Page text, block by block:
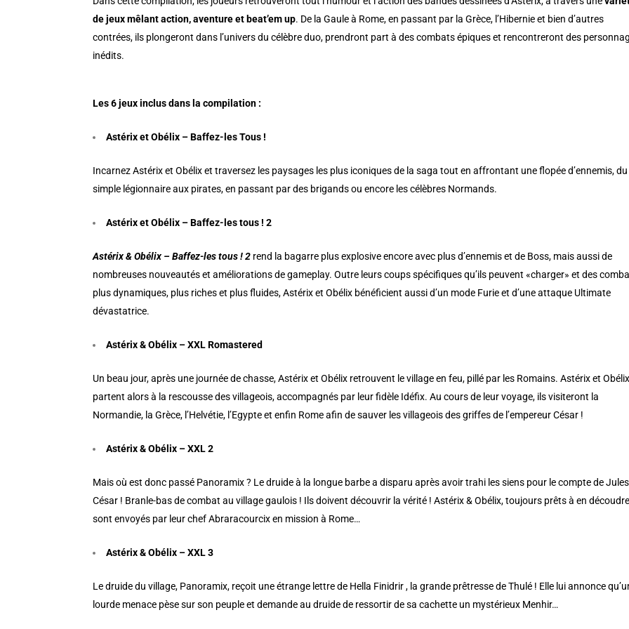
de jeux mêlant action, aventure et beat’em up. De la Gaule à Rome, en passant par la Grèce, l’Hibernie et bien d’autres
contrées, ils plongeront dans l’univers du célèbre duo, prendront part à des combats épiques et rencontreront des
inédits.
Les 6 jeux inclus dans la compilation :
Astérix et Obélix – Baffez-les Tous !
Incarnez Astérix et Obélix et traversez les paysages les plus iconiques de la saga tout en affrontant une flopée d’ennemis, du
simple légionnaire aux pirates, en passant par des brigands ou encore les célèbres Normands.
Astérix et Obélix – Baffez-les tous ! 2
Astérix & Obélix – Baffez-les tous ! 2 rend la bagarre plus explosive encore avec plus d’ennemis et de Boss, mais aussi de
nombreuses nouveautés et améliorations de gameplay. Outre leurs coups spécifiques qu’ils peuvent «charger» et des
plus dynamiques, plus riches et plus fluides, Astérix et Obélix bénéficient aussi d’un mode Furie et d’une attaque Ultimate
dévastatrice.
Astérix & Obélix – XXL Romastered
Un beau jour, après une journée de chasse, Astérix et Obélix retrouvent le village en feu, pillé par les Romains. Astérix et Obélix
partent alors à la rescousse des villageois, accompagnés par leur fidèle Idéfix. Au cours de leur voyage, ils visiteront la
Normandie, la Grèce, l’Helvétie, l’Egypte et enfin Rome afin de sauver les villageois des griffes de l’empereur César !
Astérix & Obélix – XXL 2
Mais où est donc passé Panoramix ? Le druide à la longue barbe a disparu après avoir trahi les siens pour le compte de Jules
César ! Branle-bas de combat au village gaulois ! Ils doivent découvrir la vérité ! Astérix & Obélix, toujours prêts à en
sont envoyés par leur chef Abraracourcix en mission à Rome…
Astérix & Obélix – XXL 3
Le druide du village, Panoramix, reçoit une étrange lettre de Hella Finidrir , la grande prêtresse de Thulé ! Elle lui annonce
lourde menace pèse sur son peuple et demande au druide de ressortir de sa cachette un mystérieux Menhir…